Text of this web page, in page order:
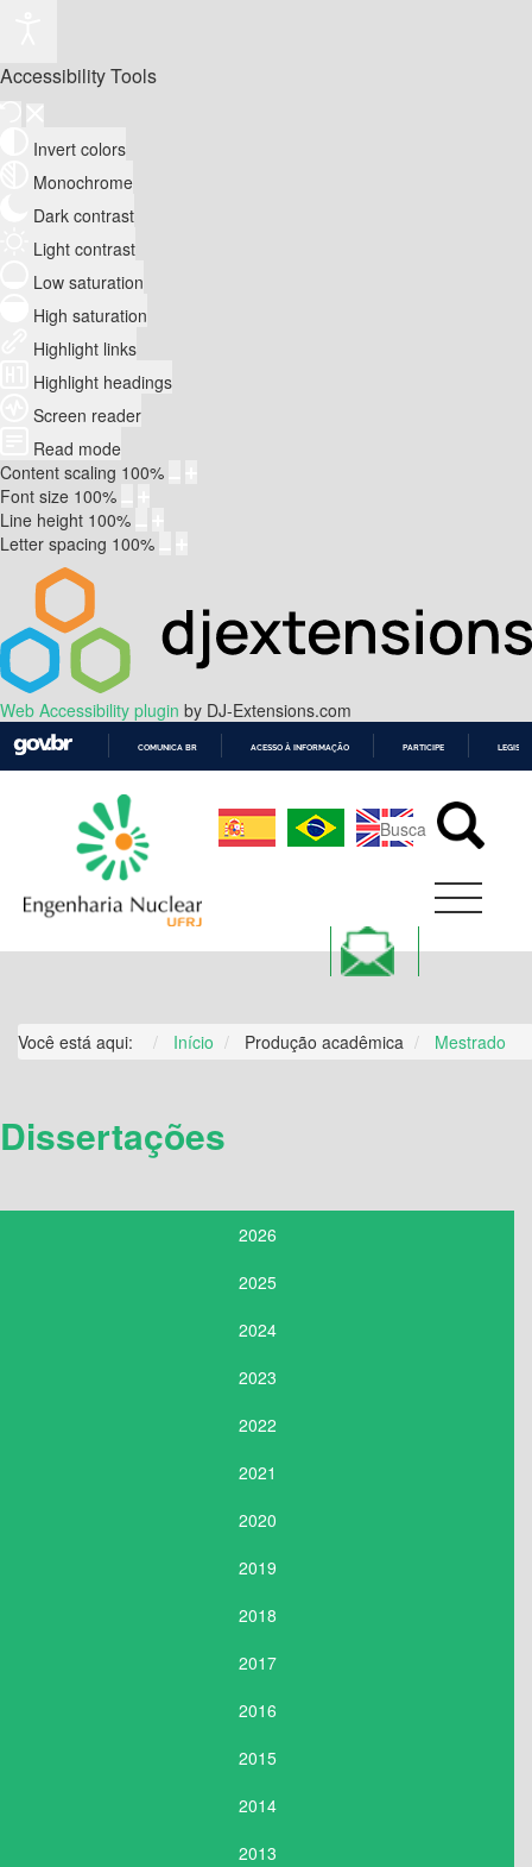
Accessibility Tools
Invert colors
Monochrome
Dark contrast
Light contrast
Low saturation
High saturation
Highlight links
Highlight headings
Screen reader
Read mode
Content scaling 100%
Font size 100%
Line height 100%
Letter spacing 100%
Web Accessibility plugin by DJ-Extensions.com
CONTEÚDO
COMUNICA BR ACESSO À INFORMAÇÃO PARTICIPE
Você está aqui: Início Produção acadêmica Mestrado
Dissertações
2026
2025
2024
2023
2022
2021
2020
2019
2018
2017
2016
2015
2014
2013